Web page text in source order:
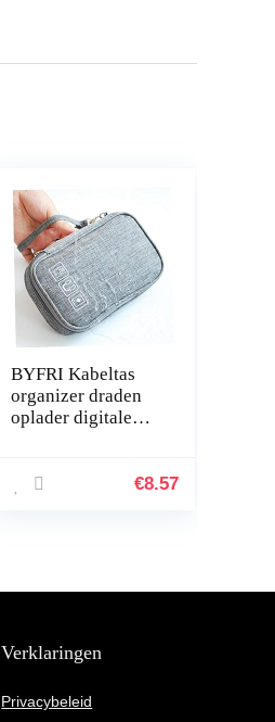
BYFRI Kabeltas
organizer draden
oplader digitale
elektronische
€8.57
Verklaringen
Privacybeleid